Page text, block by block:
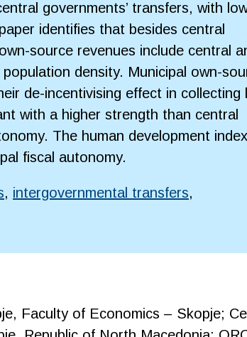
governments’ transfers, with
identifies that besides central
source revenues include central
density. Municipal own-
de-incentivising effect in collecting
with a higher strength than central
The human development
fiscal autonomy.
, intergovernmental transfers,
Faculty of Economics – Skopje;